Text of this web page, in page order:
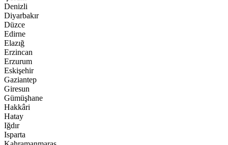
Denizli
Diyarbakır
Düzce
Edirne
Elazığ
Erzincan
Erzurum
Eskişehir
Gaziantep
Giresun
Gümüşhane
Hakkâri
Hatay
Iğdır
Isparta